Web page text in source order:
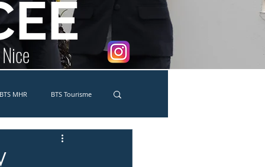
BTS MHR BTS Tourisme
MC Traiteur